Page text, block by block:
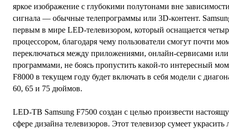
яркое изображение с глубокими полутонами вне
сигнала — обычные телепрограммы или 3D-контент.
первым в мире LED-телевизором, который оснащается
процессором, благодаря чему пользователи смогут почти
переключаться между приложениями, онлайн-сервисами
программами, не боясь пропустить какой-то интересный
F8000 в текущем году будет включать в себя модели с
60, 65 и 75 дюймов.
LED-ТВ Samsung F7500 создан с целью произвести
сфере дизайна телевизоров. Этот телевизор сумеет